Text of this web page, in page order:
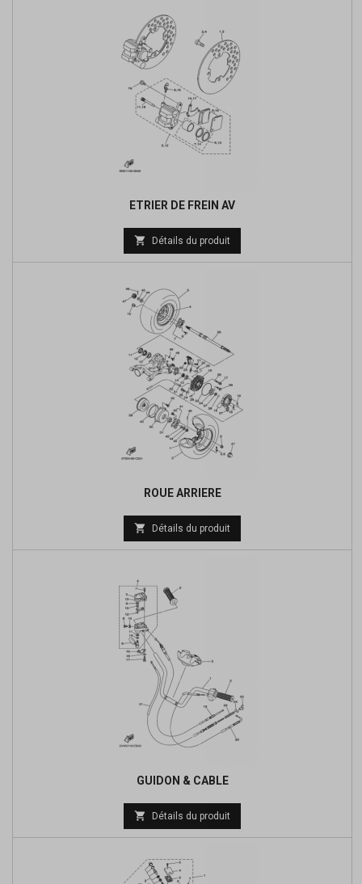
ETRIER DE FREIN AV
Prix
de
 Détails du produit
ROUE ARRIERE
Prix
de
 Détails du produit
GUIDON & CABLE
Prix
de
 Détails du produit